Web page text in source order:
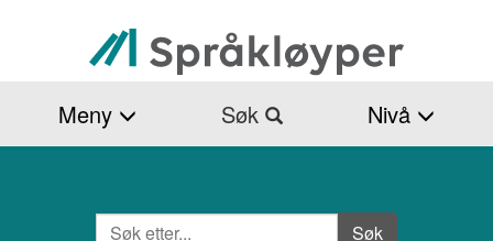
hovedinnhold
Meny Søk Nivå
Søk